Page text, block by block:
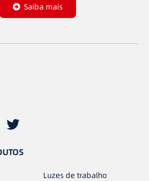
Saiba mais
Luzes de trabalho